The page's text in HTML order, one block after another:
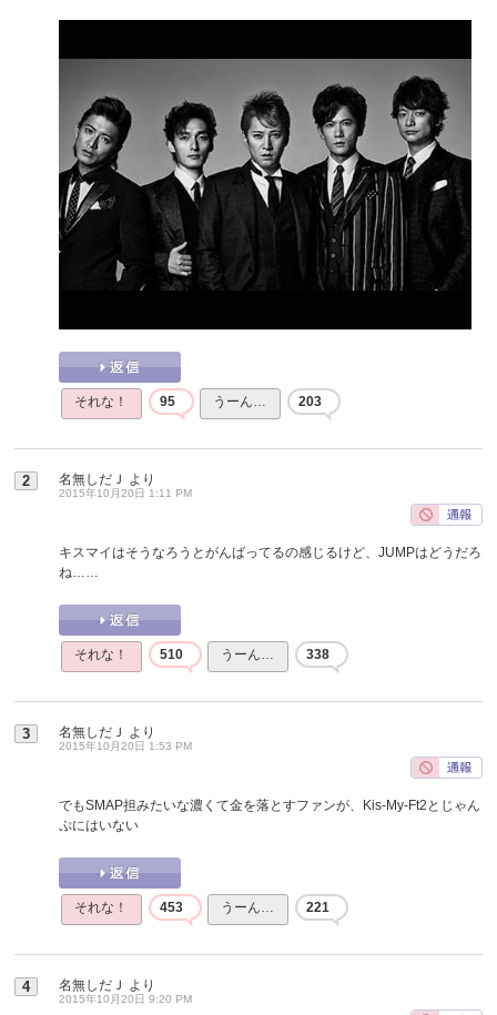
それな！ 95 うーん… 203
2 名無しだＪ より
2015年10月20日 1:11 PM
キスマイはそうなろうとがんばってるの感じるけど、JUMPはどうだろ
ね……
それな！ 510 うーん… 338
3 名無しだＪ より
2015年10月20日 1:53 PM
でもSMAP担みたいな濃くて金を落とすファンが、Kis-My-Ft2とじゃん
ぷにはいない
それな！ 453 うーん… 221
4 名無しだＪ より
2015年10月20日 9:20 PM